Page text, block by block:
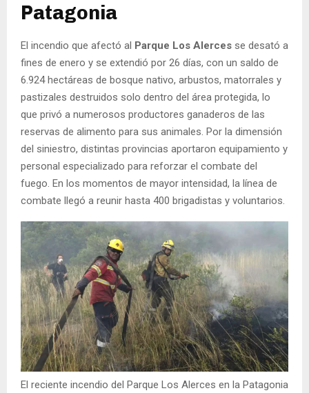
Patagonia
El incendio que afectó al Parque Los Alerces se desató a
fines de enero y se extendió por 26 días, con un saldo de
6.924 hectáreas de bosque nativo, arbustos, matorrales y
pastizales destruidos solo dentro del área protegida, lo
que privó a numerosos productores ganaderos de las
reservas de alimento para sus animales. Por la dimensión
del siniestro, distintas provincias aportaron equipamiento y
personal especializado para reforzar el combate del
fuego. En los momentos de mayor intensidad, la línea de
combate llegó a reunir hasta 400 brigadistas y voluntarios.
El reciente incendio del Parque Los Alerces en la Patagonia